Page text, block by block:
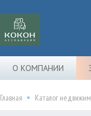
О КОМПАНИИ
Главная Каталог